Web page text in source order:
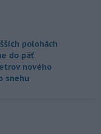
polohách
do päť
nového
snehu